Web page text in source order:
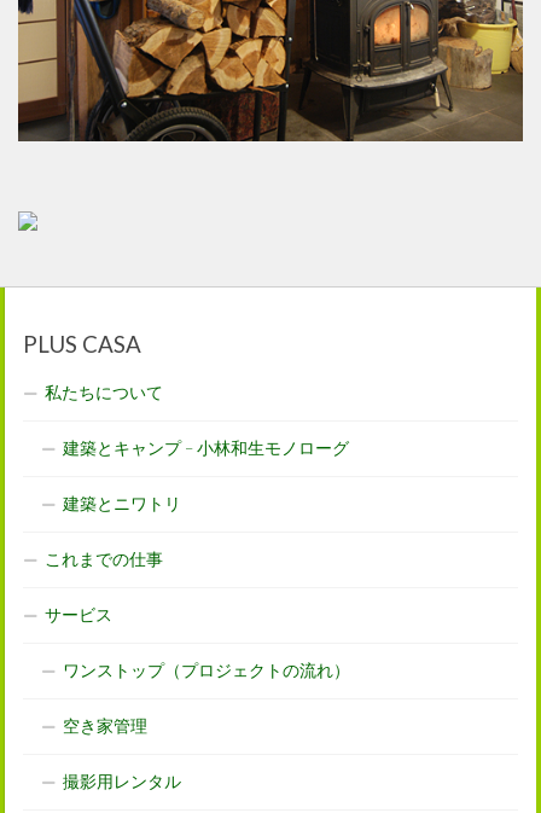
PLUS CASA
私たちについて
建築とキャンプ – 小林和生モノローグ
建築とニワトリ
これまでの仕事
サービス
ワンストップ（プロジェクトの流れ）
空き家管理
撮影用レンタル